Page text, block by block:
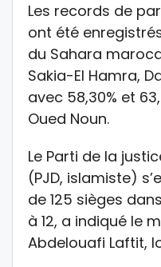
Les records de
ont été
du Sahara
Sakia-El Hamra,
avec 58,30% et
Oued Noun.
Le Parti de la
(PJD, islamiste)
de 125 sièges
à 12, a indiqué le
Abdelouafi Laftit,